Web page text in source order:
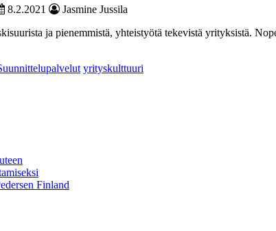
8.2.2021
Jasmine Jussila
ja pienemmistä, yhteistyötä tekevistä yrityksistä.
yrityskulttuuri
Finland